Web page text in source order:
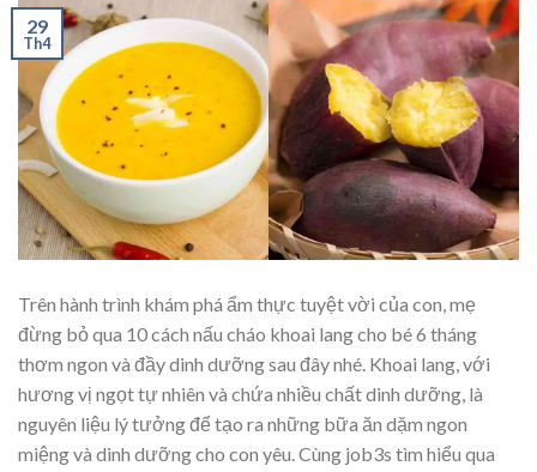
29
Th4
Trên hành trình khám phá ẩm thực tuyệt vời của con, mẹ
đừng bỏ qua 10 cách nấu cháo khoai lang cho bé 6 tháng
thơm ngon và đầy dinh dưỡng sau đây nhé. Khoai lang, với
hương vị ngọt tự nhiên và chứa nhiều chất dinh dưỡng, là
nguyên liệu lý tưởng để tạo ra những bữa ăn dặm ngon
miệng và dinh dưỡng cho con yêu. Cùng job3s tìm hiểu qua